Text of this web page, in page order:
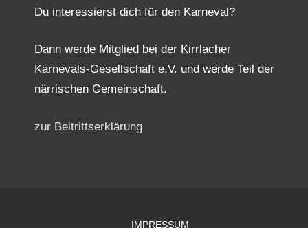
Du interessierst dich für den Karneval?
Dann werde Mitglied bei der Kirrlacher
Karnevals-Gesellschaft e.V. und werde Teil der
närrischen Gemeinschaft.
zur Beitrittserklärung
IMPRESSUM